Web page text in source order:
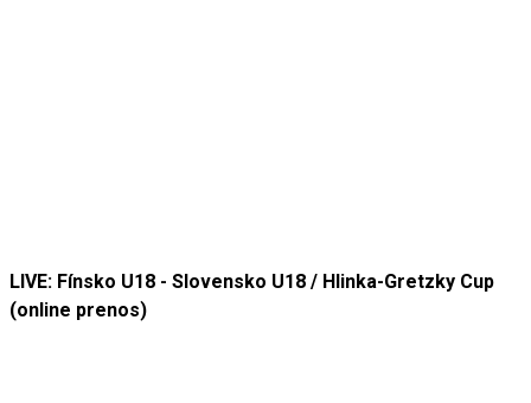
LIVE: Fínsko U18 - Slovensko U18 / Hlinka-Gretzky Cup
(online prenos)